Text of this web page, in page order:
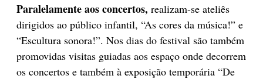
Paralelamente aos concertos, realizam-se ateliês
dirigidos ao público infantil, “As cores da música!” e
“Escultura sonora!”. Nos dias do festival são também
promovidas visitas guiadas aos espaço onde decorrem
os concertos e também à exposição temporária “De